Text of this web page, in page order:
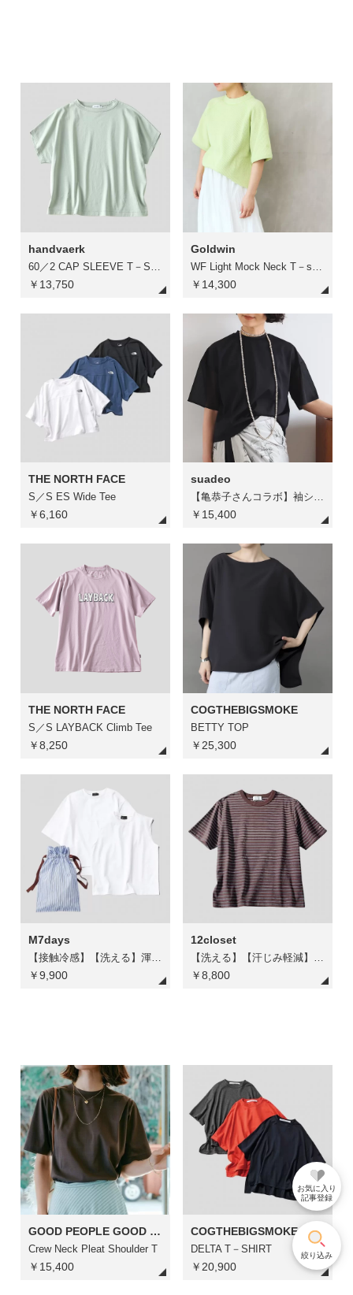
handvaerk
￥13,750
Goldwin
￥14,300
THE NORTH FACE
S／S ES Wide Tee
￥6,160
suadeo
【亀恭子さんコラボ】袖シアーとろみブラウス風トップス
￥15,400
THE NORTH FACE
S／S LAYBACK Climb Tee
￥8,250
COGTHEBIGSMOKE
BETTY TOP
￥25,300
M7days
【接触冷感】【洗える】渾身のパックTシャツ
￥9,900
12closet
【洗える】【汗じみ軽減】Tシャツ
￥8,800
GOOD PEOPLE GOOD STITCHING GOOD PRODUCT
Crew Neck Pleat Shoulder T
￥15,400
COGTHEBIGSMOKE
DELTA T－SHIRT
￥20,900
お気に入り
記事登録
絞り込み